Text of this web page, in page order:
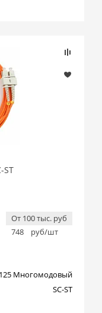
ST
От 100 тыс. руб
748
руб/шт
Многомодовый
SC-ST